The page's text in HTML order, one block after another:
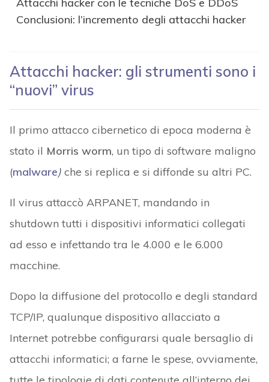
Conclusioni: l’incremento degli attacchi hacker
Attacchi hacker: gli strumenti sono i
“nuovi” virus
Il primo attacco cibernetico di epoca moderna è
stato il Morris worm, un tipo di software maligno
(malware)che si replica e si diffonde su altri PC.
Il virus attaccò ARPANET, mandando in
shutdown tutti i dispositivi informatici collegati
ad esso e infettando tra le 4.000 e le 6.000
macchine.
Dopo la diffusione del protocollo e degli standard
TCP/IP, qualunque dispositivo allacciato a
Internet potrebbe configurarsi quale bersaglio di
attacchi informatici; a farne le spese, ovviamente,